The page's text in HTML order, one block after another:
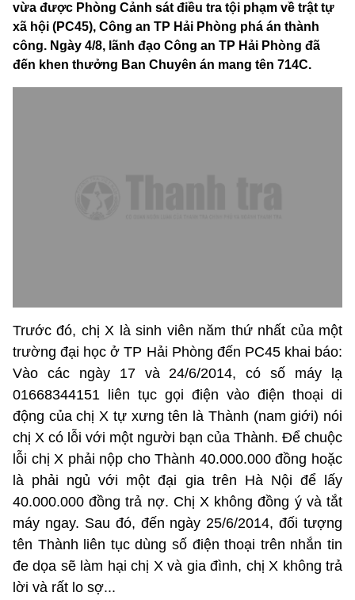
vừa được Phòng Cảnh sát điều tra tội phạm về trật tự
xã hội (PC45), Công an TP Hải Phòng phá án thành
công. Ngày 4/8, lãnh đạo Công an TP Hải Phòng đã
đến khen thưởng Ban Chuyên án mang tên 714C.
Trước đó, chị X là sinh viên năm thứ nhất của một
trường đại học ở TP Hải Phòng đến PC45 khai báo:
Vào các ngày 17 và 24/6/2014, có số máy lạ
01668344151 liên tục gọi điện vào điện thoại di
động của chị X tự xưng tên là Thành (nam giới) nói
chị X có lỗi với một người bạn của Thành. Để chuộc
lỗi chị X phải nộp cho Thành 40.000.000 đồng hoặc
là phải ngủ với một đại gia trên Hà Nội để lấy
40.000.000 đồng trả nợ. Chị X không đồng ý và tắt
máy ngay. Sau đó, đến ngày 25/6/2014, đối tượng
tên Thành liên tục dùng số điện thoại trên nhắn tin
đe dọa sẽ làm hại chị X và gia đình, chị X không trả
lời và rất lo sợ...